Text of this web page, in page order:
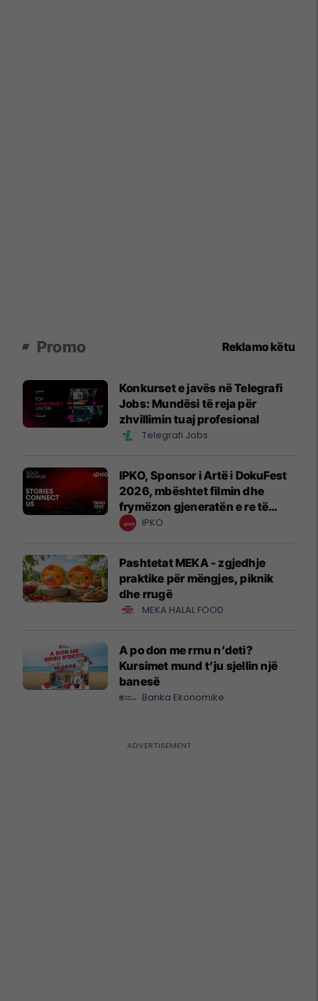
Promo Reklamo këtu
Konkurset e javës në Telegrafi
Jobs: Mundësi të reja për
zhvillimin tuaj profesional
Telegrafi Jobs
IPKO, Sponsor i Artë i DokuFest
2026, mbështet filmin dhe
frymëzon gjeneratën e re të
krijuesve
IPKO
Pashtetat MEKA - zgjedhje
praktike për mëngjes, piknik
dhe rrugë
MEKA HALAL FOOD
A po don me rrnu n’deti?
Kursimet mund t’ju sjellin një
banesë
Banka Ekonomike